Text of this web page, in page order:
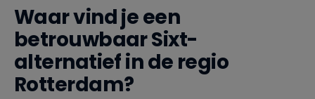
Waar vind je een
betrouwbaar Sixt-
alternatief in de regio
Rotterdam?